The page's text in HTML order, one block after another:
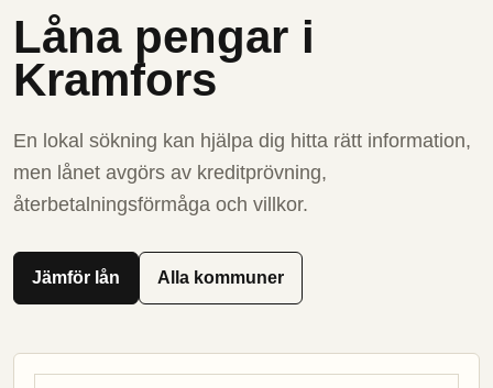
Låna pengar i
Kramfors
En lokal sökning kan hjälpa dig hitta rätt information,
men lånet avgörs av kreditprövning,
återbetalningsförmåga och villkor.
Jämför lån Alla kommuner